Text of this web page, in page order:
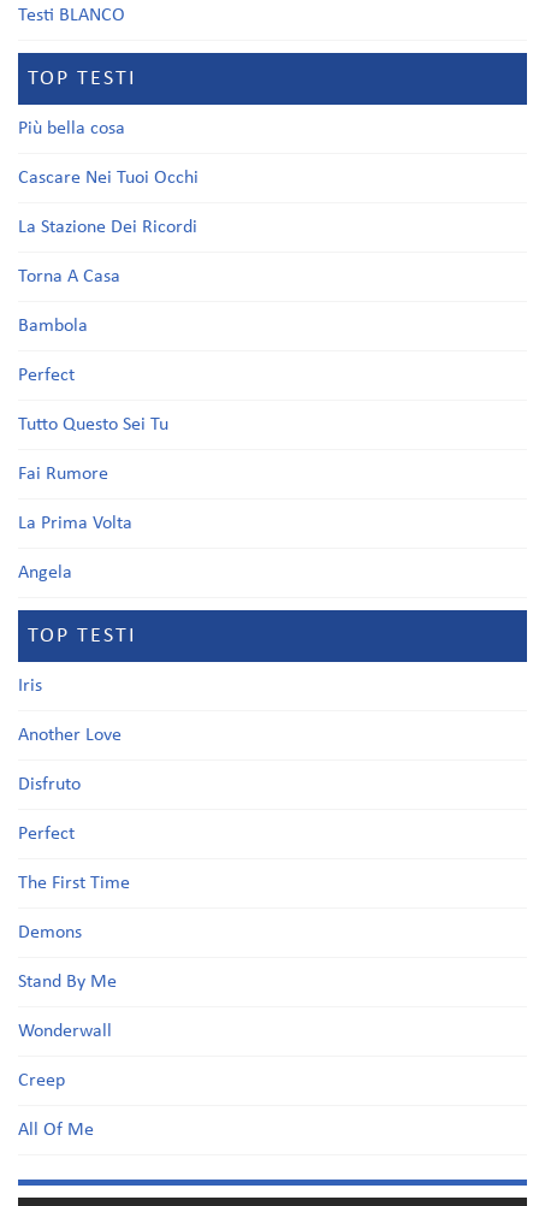
Testi BLANCO
TOP TESTI
Più bella cosa
Cascare Nei Tuoi Occhi
La Stazione Dei Ricordi
Torna A Casa
Bambola
Perfect
Tutto Questo Sei Tu
Fai Rumore
La Prima Volta
Angela
TOP TESTI
Iris
Another Love
Disfruto
Perfect
The First Time
Demons
Stand By Me
Wonderwall
Creep
All Of Me